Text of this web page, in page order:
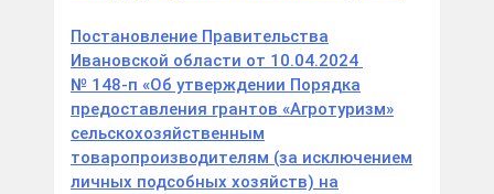
Постановление Правительства
Ивановской области от 10.04.2024
№ 148-п «Об утверждении Порядка
предоставления грантов «Агротуризм»
сельскохозяйственным
товаропроизводителям (за исключением
личных подсобных хозяйств) на